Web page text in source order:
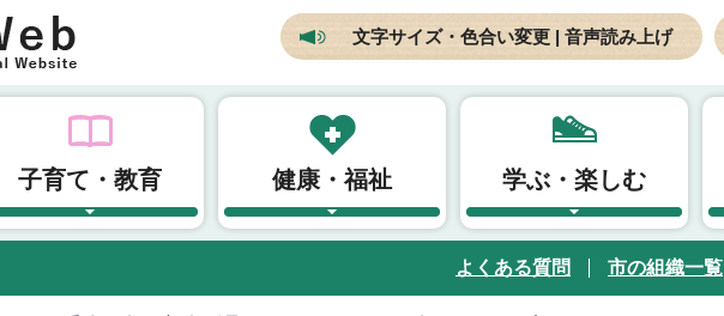
文字サイズ・色合い変更 | 音声読み上げ
子育て・教育 健康・福祉 学ぶ・楽しむ
よくある質問 市の組織一覧